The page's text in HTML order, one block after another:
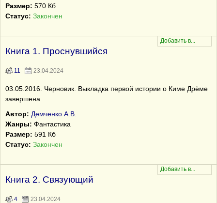
Размер: 570 Кб
Статус: Закончен
Книга 1. Проснувшийся
11 23.04.2024
03.05.2016. Черновик. Выкладка первой истории о Киме Дрёме
завершена.
Автор: Демченко А.В.
Жанры: Фантастика
Размер: 591 Кб
Статус: Закончен
Книга 2. Связующий
4 23.04.2024